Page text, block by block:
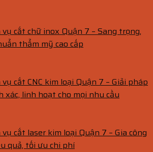
vụ cắt chữ inox Quận 7 – Sang trọng,
thẩm mỹ cao cấp
vụ cắt CNC kim loại Quận 7 – Giải pháp
xác, linh hoạt cho mọi nhu cầu
vụ cắt laser kim loại Quận 7 – Gia công
quả, tối ưu chi phí